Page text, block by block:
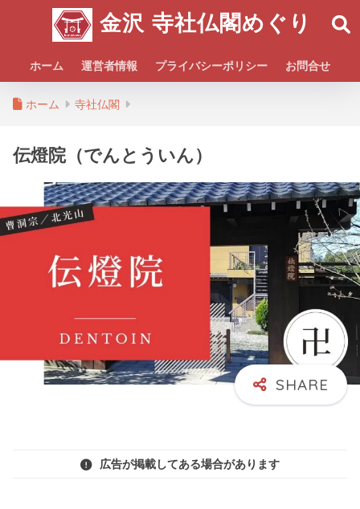
金沢 寺社仏閣めぐり
ホーム 運営者情報 プライバシーポリシー お問合せ
ホーム 寺社仏閣
伝燈院（でんとういん）
広告が掲載してある場合があります